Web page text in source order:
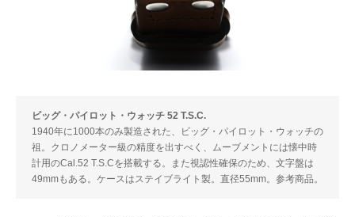
ビッグ・パイロット・ウォッチ 52 T.S.C.
1940年に1000本のみ製造された、ビッグ・パイロット・ウォッチの
祖。クロノメーター級の精度を出すべく、ムーブメントには懐中時
計用のCal.52 T.S.Cを搭載する。また視認性確保のため、文字盤は
49mmもある。ケースはステイブライト製。直径55mm。参考商品。